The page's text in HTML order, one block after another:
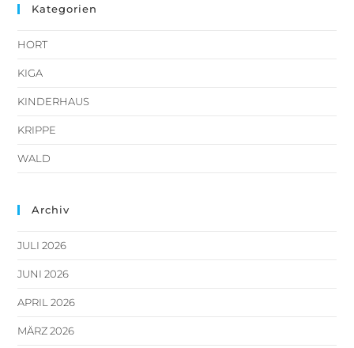
Kategorien
HORT
KIGA
KINDERHAUS
KRIPPE
WALD
Archiv
JULI 2026
JUNI 2026
APRIL 2026
MÄRZ 2026